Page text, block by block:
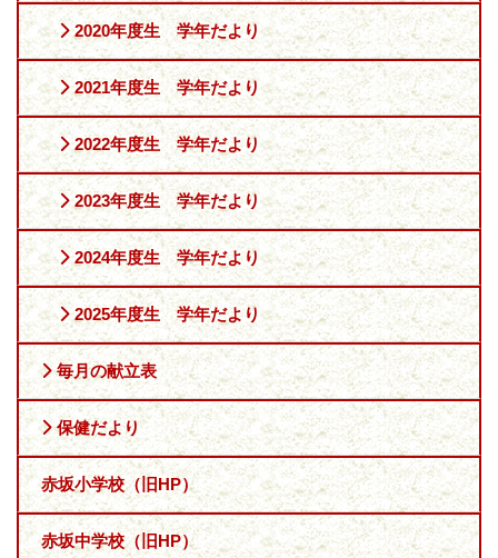
2020年度生 学年だより
2021年度生 学年だより
2022年度生 学年だより
2023年度生 学年だより
2024年度生 学年だより
2025年度生 学年だより
毎月の献立表
保健だより
赤坂小学校（旧HP）
赤坂中学校（旧HP）